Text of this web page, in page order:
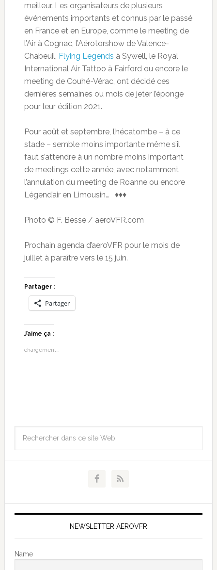
meilleur. Les organisateurs de plusieurs
événements importants et connus par le passé
en France et en Europe, comme le meeting de
l’Air à Cognac, l’Aérotorshow de Valence-
Chabeuil, Flying Legends à Sywell, le Royal
International Air Tattoo à Fairford ou encore le
meeting de Couhé-Vérac, ont décidé ces
dernières semaines ou mois de jeter l’éponge
pour leur édition 2021.
Pour août et septembre, l’hécatombe – à ce
stade – semble moins importante même s’il
faut s’attendre à un nombre moins important
de meetings cette année, avec notamment
l’annulation du meeting de Roanne ou encore
Légend’air en Limousin… ♦♦♦
Photo © F. Besse / aeroVFR.com
Prochain agenda d’aeroVFR pour le mois de
juillet à paraître vers le 15 juin.
Partager :
Partager
J’aime ça :
chargement…
NEWSLETTER AEROVFR
Name